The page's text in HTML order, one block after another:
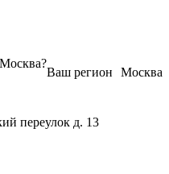
Москва
Ваш регион
Москва?
переулок д. 13